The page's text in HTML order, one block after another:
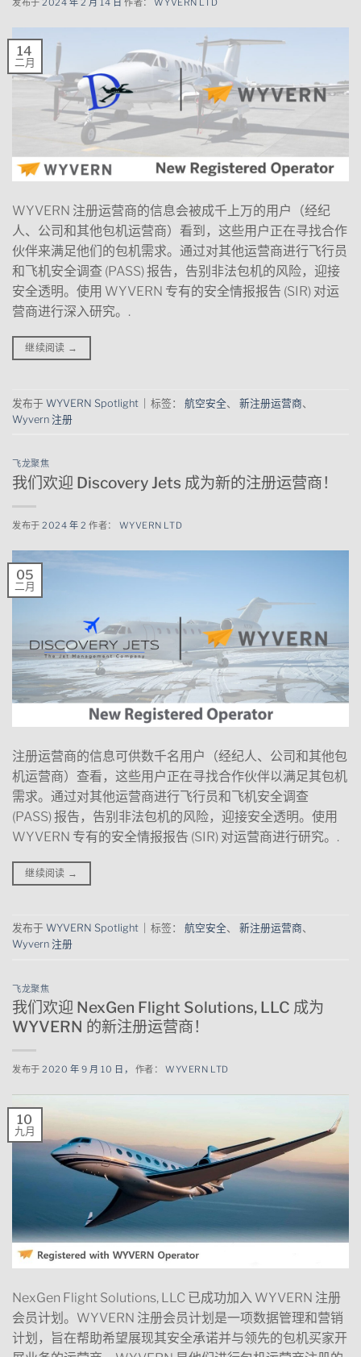
发布于2024 年 2 月 14 日 作者： WYVERN LTD
14
二月
WYVERN 注册运营商的信息会被成千上万的用户（经纪
人、公司和其他包机运营商）看到，这些用户正在寻找合作
伙伴来满足他们的包机需求。通过对其他运营商进行飞行员
和飞机安全调查 (PASS) 报告，告别非法包机的风险，迎接
安全透明。使用 WYVERN 专有的安全情报报告 (SIR) 对运
营商进行深入研究。.
继续阅读 →
发布于 WYVERN Spotlight 标签： 航空安全、 新注册运营商、
Wyvern 注册
飞龙聚焦
我们欢迎 Discovery Jets 成为新的注册运营商！
发布于2024 年 2 作者： WYVERN LTD
05
二月
注册运营商的信息可供数千名用户（经纪人、公司和其他包
机运营商）查看，这些用户正在寻找合作伙伴以满足其包机
需求。通过对其他运营商进行飞行员和飞机安全调查
(PASS) 报告，告别非法包机的风险，迎接安全透明。使用
WYVERN 专有的安全情报报告 (SIR) 对运营商进行研究。.
继续阅读 →
发布于 WYVERN Spotlight 标签： 航空安全、 新注册运营商、
Wyvern 注册
飞龙聚焦
我们欢迎 NexGen Flight Solutions, LLC 成为
WYVERN 的新注册运营商！
发布于2020 年 9 月 10 日， 作者：WYVERN LTD
10
九月
NexGen Flight Solutions, LLC 已成功加入 WYVERN 注册
会员计划。WYVERN 注册会员计划是一项数据管理和营销
计划，旨在帮助希望展现其安全承诺并与领先的包机买家开